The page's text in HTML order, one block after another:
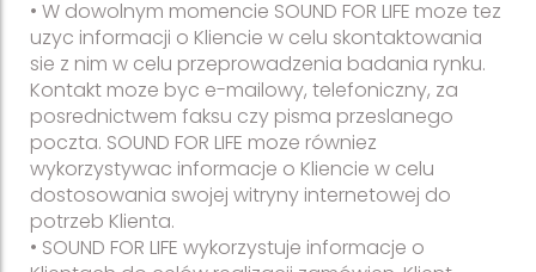
• W dowolnym momencie SOUND FOR LIFE moze tez
uzyc informacji o Kliencie w celu skontaktowania
sie z nim w celu przeprowadzenia badania rynku.
Kontakt moze byc e-mailowy, telefoniczny, za
posrednictwem faksu czy pisma przeslanego
poczta. SOUND FOR LIFE moze równiez
wykorzystywac informacje o Kliencie w celu
dostosowania swojej witryny internetowej do
potrzeb Klienta.
• SOUND FOR LIFE wykorzystuje informacje o